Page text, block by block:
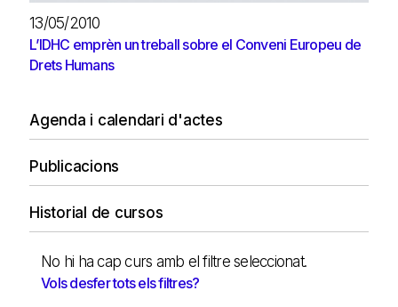
13/05/2010
L’IDHC emprèn un treball sobre el Conveni Europeu de
Drets Humans
Agenda i calendari d'actes
Publicacions
Historial de cursos
No hi ha cap curs amb el filtre seleccionat.
Vols desfer tots els filtres?